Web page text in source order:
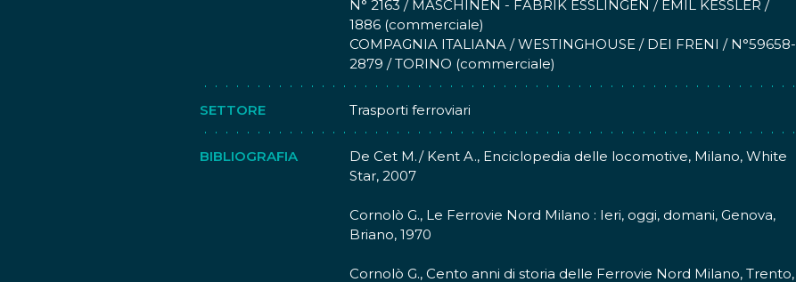
del Gruppo 250, tra cui l'esemplare oggi posseduto dal Museo
Nazionale della Scienza e della Tecnologia "Leonardo da Vinci",
vennero realizzate nel 1917 dalle Costruzioni Meccaniche di
Saronno, succursale italiana della Maschinenfabrik Esslingen della
quale riportano la targa. Si trattava di repliche identiche delle unità
precedenti ed ottennero i numeri 05 e 06. Queste ultime due
locomotive vennero ritirate dal servizio nel 1952.
N° 2163 / MASCHINEN - FABRIK ESSLINGEN / EMIL KESSLER /
1886 (commerciale)
COMPAGNIA ITALIANA / WESTINGHOUSE / DEI FRENI / N°59658-
2879 / TORINO (commerciale)
SETTORE Trasporti ferroviari
BIBLIOGRAFIA
De Cet M./ Kent A., Enciclopedia delle locomotive, Milano, White
Star, 2007
Cornolò G., Le Ferrovie Nord Milano : Ieri, oggi, domani, Genova,
Briano, 1970
Cornolò G., Cento anni di storia delle Ferrovie Nord Milano, Trento,